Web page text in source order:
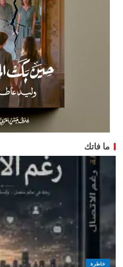
ما فاتك
خاطرة